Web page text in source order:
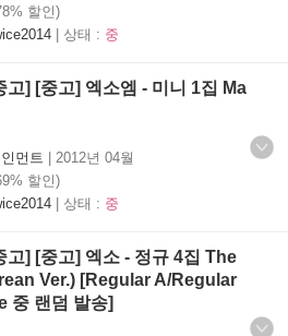
할인)
| 상태 : 중
고] [중고] 엑소엠 - 미니 1집 Ma
먼트 | 2012년 04월
할인)
| 상태 : 중
고] [중고] 엑소 - 정규 4집 The
Ver.) [Regular A/Regular
중 랜덤 발송]